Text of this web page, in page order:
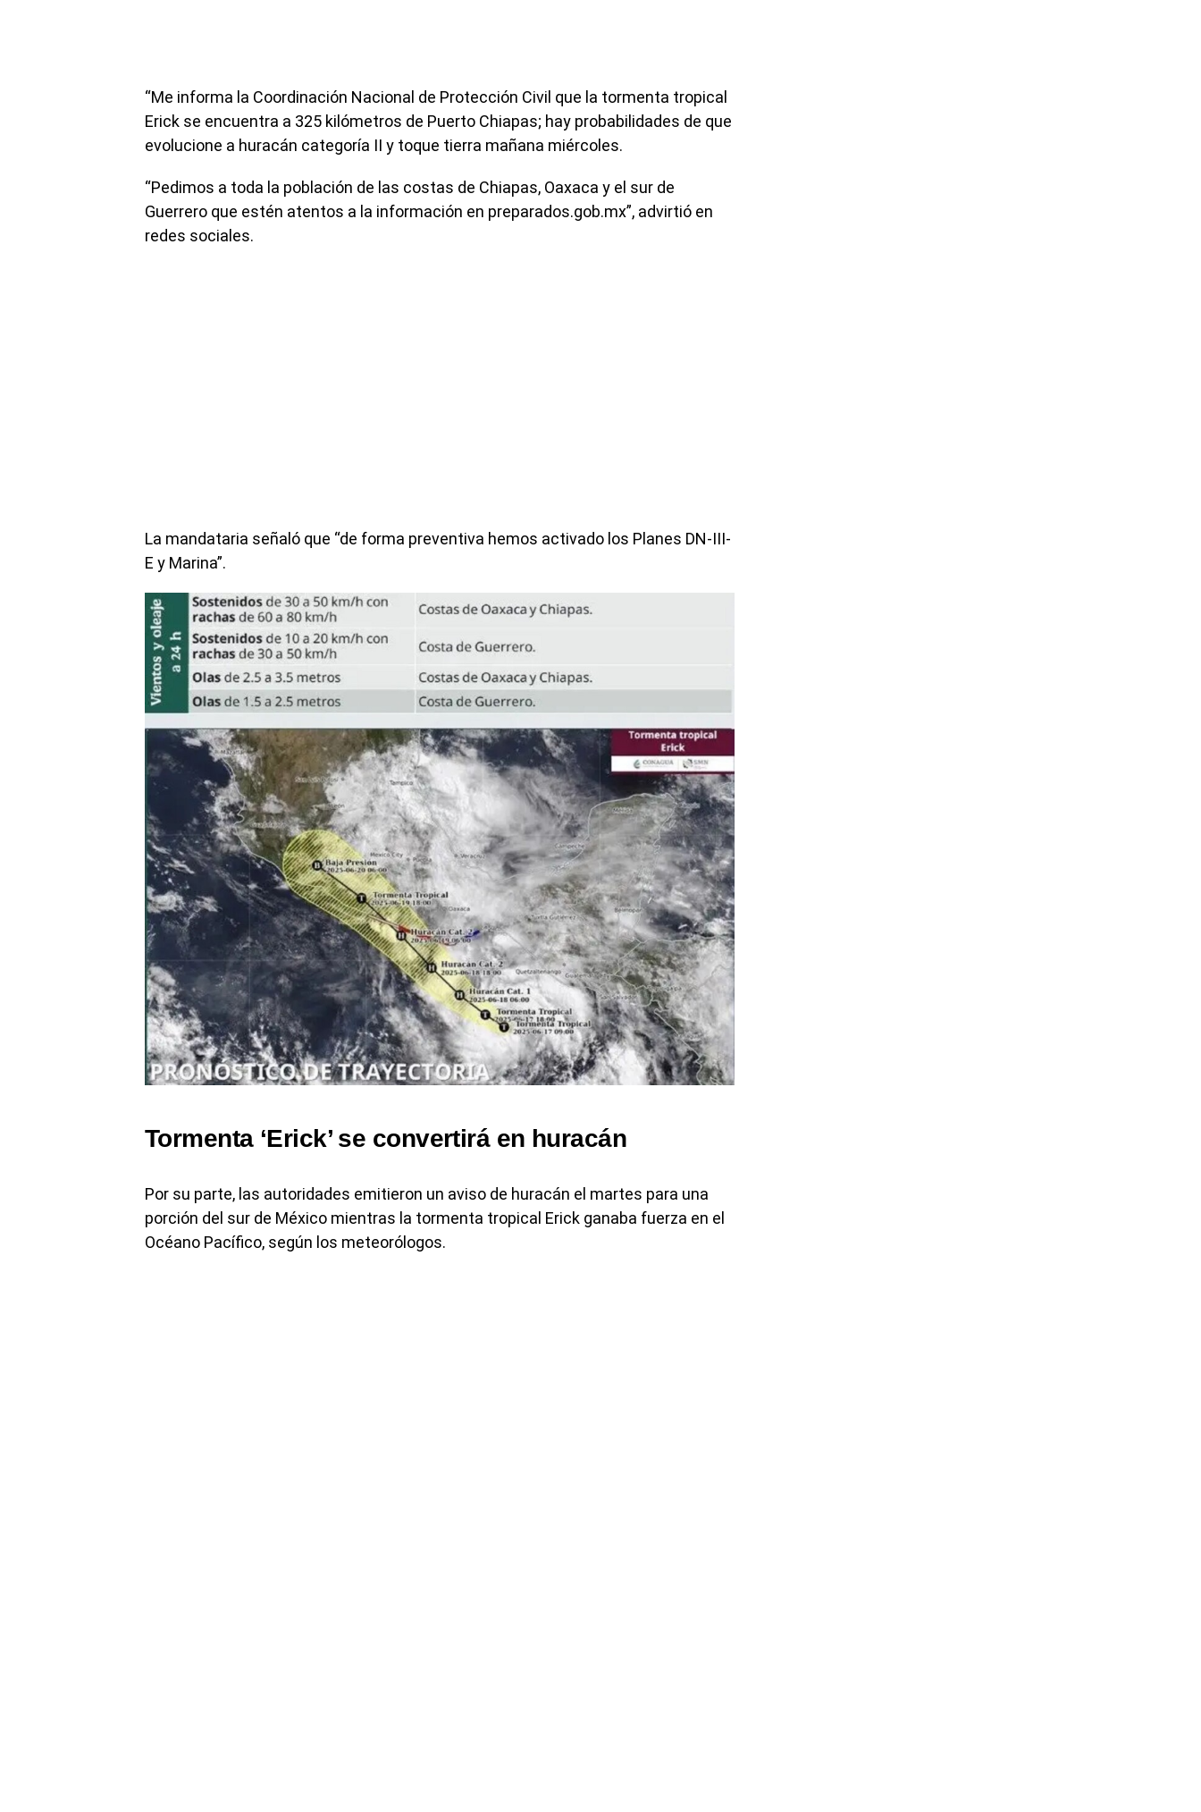
“Me informa la Coordinación Nacional de Protección Civil que la tormenta tropical
Erick se encuentra a 325 kilómetros de Puerto Chiapas; hay probabilidades de que
evolucione a huracán categoría II y toque tierra mañana miércoles.
“Pedimos a toda la población de las costas de Chiapas, Oaxaca y el sur de
Guerrero que estén atentos a la información en preparados.gob.mx”, advirtió en
redes sociales.
La mandataria señaló que “de forma preventiva hemos activado los Planes DN-III-
E y Marina”.
Tormenta ‘Erick’ se convertirá en huracán
Por su parte, las autoridades emitieron un aviso de huracán el martes para una
porción del sur de México mientras la tormenta tropical Erick ganaba fuerza en el
Océano Pacífico, según los meteorólogos.